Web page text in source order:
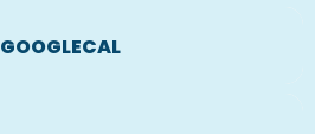
GOOGLECAL